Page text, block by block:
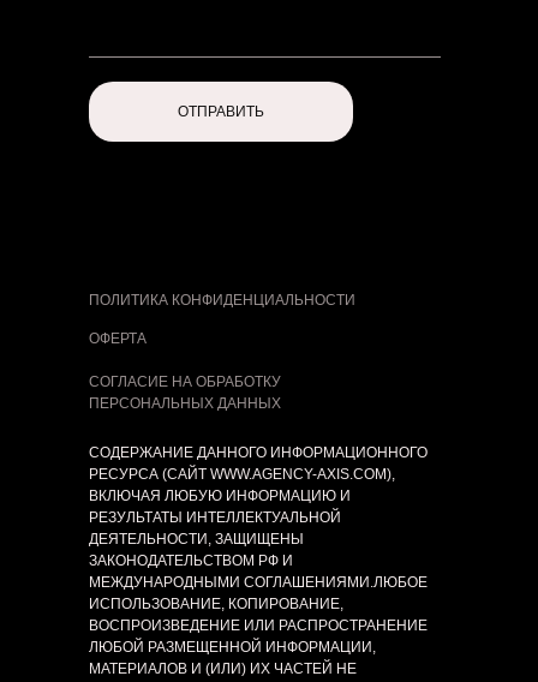
ОТПРАВИТЬ
СОДЕРЖАНИЕ ДАННОГО ИНФОРМАЦИОННОГО
РЕСУРСА (САЙТ WWW.AGENCY-AXIS.COM),
ВКЛЮЧАЯ ЛЮБУЮ ИНФОРМАЦИЮ И
РЕЗУЛЬТАТЫ ИНТЕЛЛЕКТУАЛЬНОЙ
ДЕЯТЕЛЬНОСТИ, ЗАЩИЩЕНЫ
ЗАКОНОДАТЕЛЬСТВОМ РФ И
МЕЖДУНАРОДНЫМИ СОГЛАШЕНИЯМИ.ЛЮБОЕ
ИСПОЛЬЗОВАНИЕ, КОПИРОВАНИЕ,
ВОСПРОИЗВЕДЕНИЕ ИЛИ РАСПРОСТРАНЕНИЕ
ЛЮБОЙ РАЗМЕЩЕННОЙ ИНФОРМАЦИИ,
МАТЕРИАЛОВ И (ИЛИ) ИХ ЧАСТЕЙ НЕ
ПОЛИТИКА КОНФИДЕНЦИАЛЬНОСТИ
ОФЕРТА
СОГЛАСИЕ НА ОБРАБОТКУ
ПЕРСОНАЛЬНЫХ ДАННЫХ